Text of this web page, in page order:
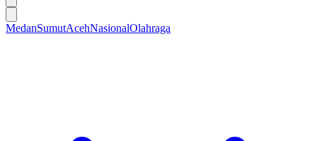
MedanSumutAcehNasionalOlahraga